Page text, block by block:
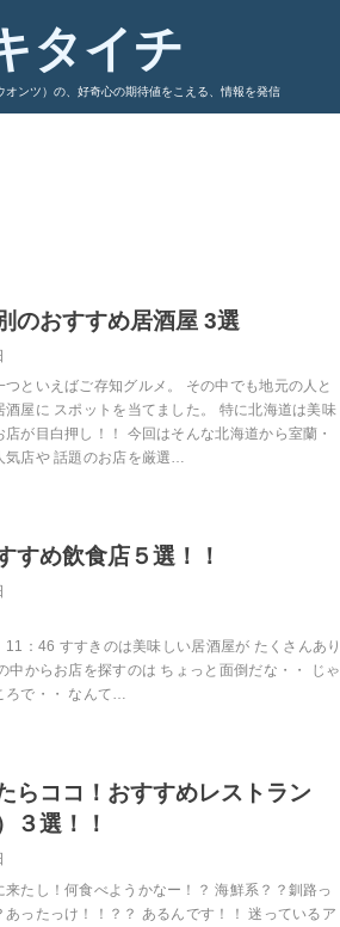
タイチ
オンツ）の、好奇心の期待値をこえる、情報を発信
のおすすめ居酒屋 3選
つといえばご存知グルメ。 その中でも地元の人と
酒屋に スポットを当てました。 特に北海道は美味
店が目白押し！！ 今回はそんな北海道から室蘭・
気店や 話題のお店を厳選…
すめ飲食店５選！！
すすきのは美味しい居酒屋が たくさんあり
中からお店を探すのは ちょっと面倒だな・・ じゃ
ろで・・ なんて…
らココ！おすすめレストラン
３選！！
来たし！何食べようかなー！？ 海鮮系？？釧路っ
あったっけ！！？？ あるんです！！ 迷っているア